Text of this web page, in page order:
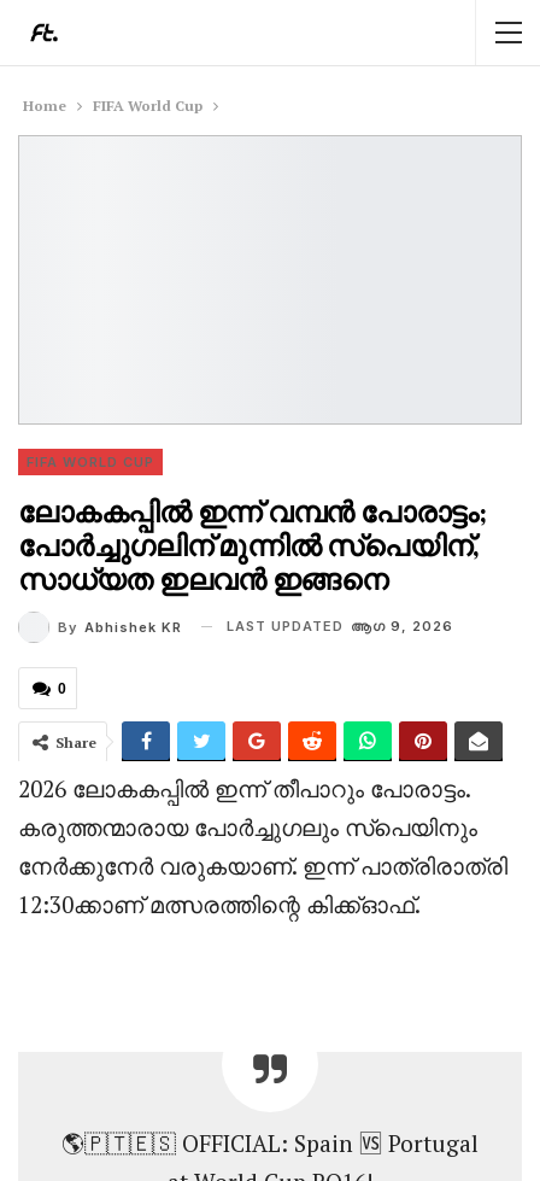
Home FIFA World Cup
FIFA WORLD CUP
ലോകകപ്പിൽ ഇന്ന് വമ്പൻ പോരാട്ടം;
പോർച്ചുഗലിന് മുന്നിൽ സ്പെയിന്,
സാധ്യത ഇലവൻ ഇങ്ങനെ
By Abhishek KR LAST UPDATED ആഗ 9, 2026
0
Share
2026 ലോകകപ്പിൽ ഇന്ന് തീപാറും പോരാട്ടം.
കരുത്തന്മാരായ പോർച്ചുഗലും സ്പെയിനും
നേർക്കുനേർ വരുകയാണ്. ഇന്ന് പാത്രിരാത്രി
12:30ക്കാണ് മത്സരത്തിന്റെ കിക്ക്ഓഫ്.
🌎🇵🇹🇪🇸 OFFICIAL: Spain 🆚 Portugal